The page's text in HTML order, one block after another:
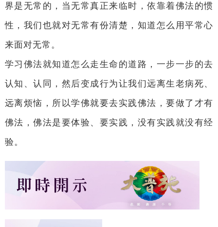
界是无常的，当无常真正来临时，依靠着佛法的惯
性，我们也就对无常有份清楚，知道怎么用平常心
来面对无常。
学习佛法就知道怎么走生命的道路，一步一步的去
认知、认同，然后变成行为让我们远离生老病死、
远离烦恼，所以学佛就要去实践佛法，要做了才有
佛法，佛法是要体验、要实践，没有实践就没有经
验。